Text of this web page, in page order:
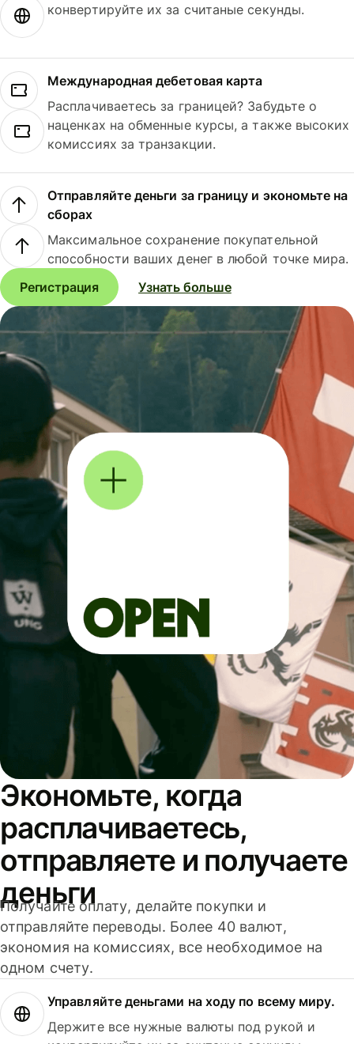
конвертируйте их за считаные секунды.
Международная дебетовая карта
Расплачиваетесь за границей? Забудьте о
наценках на обменные курсы, а также высоких
комиссиях за транзакции.
Отправляйте деньги за границу и экономьте на
сборах
Максимальное сохранение покупательной
способности ваших денег в любой точке мира.
Регистрация
Узнать больше
Экономьте, когда
расплачиваетесь,
отправляете и получаете
деньги
Получайте оплату, делайте покупки и
отправляйте переводы. Более 40 валют,
экономия на комиссиях, все необходимое на
одном счету.
Управляйте деньгами на ходу по всему миру.
Держите все нужные валюты под рукой и